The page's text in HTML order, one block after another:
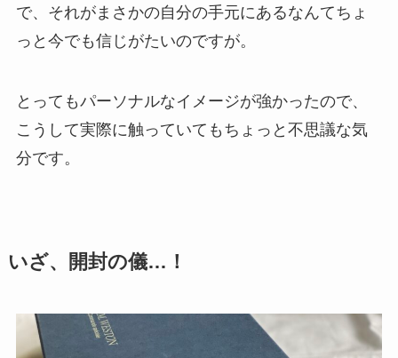
で、それがまさかの自分の手元にあるなんてちょ
っと今でも信じがたいのですが。
とってもパーソナルなイメージが強かったので、
こうして実際に触っていてもちょっと不思議な気
分です。
いざ、開封の儀…！